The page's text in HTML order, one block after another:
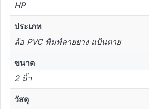
HP
ประเภท
ล้อ PVC พิมพ์ลายยาง แป้นตาย
ขนาด
2 นิ้ว
วัสดุ